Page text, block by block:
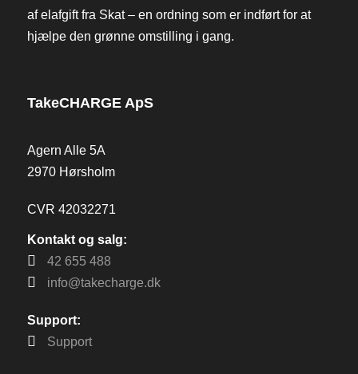
af elafgift fra Skat – en ordning som er indført for at
hjælpe den grønne omstilling i gang.
TakeCHARGE ApS
Agern Alle 5A
2970 Hørsholm
CVR 42032271
Kontakt og salg:
42 655 488
info@takecharge.dk
Support:
Support